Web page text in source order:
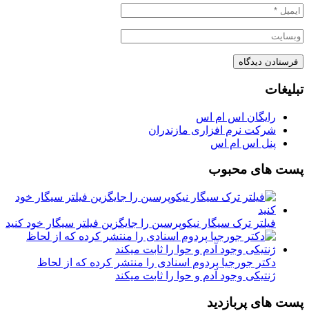
تبلیغات
رایگان اس ام اس
شرکت نرم افزاری مازندران
پنل اس ام اس
پست های محبوب
فیلتر ترک سیگار نیکوپرسین را جایگزین فیلتر سیگار خود کنید
دکتر جورجیا پردوم اسنادی را منتشر کرده که از لحاظ
ژنتیکی وجود آدم و حوا را ثابت میکند
پست های پربازدید